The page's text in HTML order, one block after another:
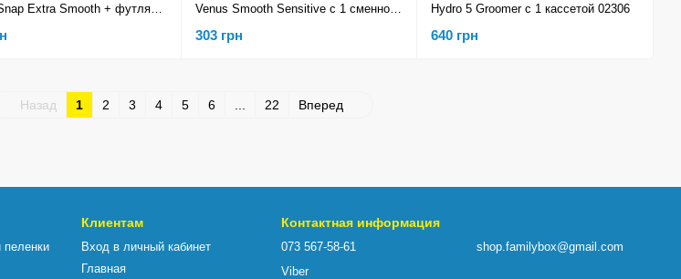
Extra Smooth + футляр
Venus Smooth Sensitive с 1 сменной
303 грн
Hydro 5 Groomer с 1 кассетой 02306
640 грн
Назад 1 2 3 4 5 6 22 Вперед
пеленки
Клиентам
Вход в личный кабинет
Главная
Контактная информация
073 567-58-61
Viber
shop.familybox@gmail.com